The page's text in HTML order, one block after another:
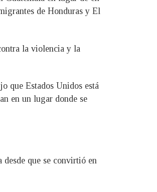
de Honduras y El
la violencia y la
que Estados Unidos está
en un lugar donde se
desde que se convirtió en